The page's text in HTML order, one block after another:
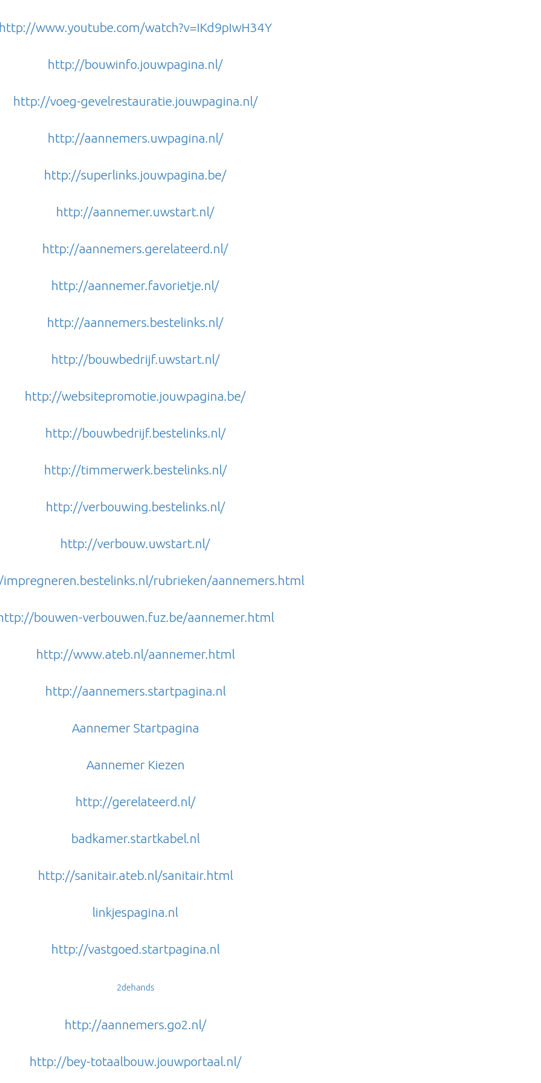
http://www.youtube.com/watch?v=IKd9pIwH34Y
http://bouwinfo.jouwpagina.nl/
http://voeg-gevelrestauratie.jouwpagina.nl/
http://aannemers.uwpagina.nl/
http://superlinks.jouwpagina.be/
http://aannemer.uwstart.nl/
http://aannemers.gerelateerd.nl/
http://aannemer.favorietje.nl/
http://aannemers.bestelinks.nl/
http://bouwbedrijf.uwstart.nl/
http://websitepromotie.jouwpagina.be/
http://bouwbedrijf.bestelinks.nl/
http://timmerwerk.bestelinks.nl/
http://verbouwing.bestelinks.nl/
http://verbouw.uwstart.nl/
rubrieken/aannemers.html
bouwen-verbouwen.fuz.be/aannemer.html
http://www.ateb.nl/aannemer.html
http://aannemers.startpagina.nl
Aannemer Startpagina
Aannemer Kiezen
http://gerelateerd.nl/
badkamer.startkabel.nl
http://sanitair.ateb.nl/sanitair.html
linkjespagina.nl
http://vastgoed.startpagina.nl
2dehands
http://aannemers.go2.nl/
http://bey-totaalbouw.jouwportaal.nl/